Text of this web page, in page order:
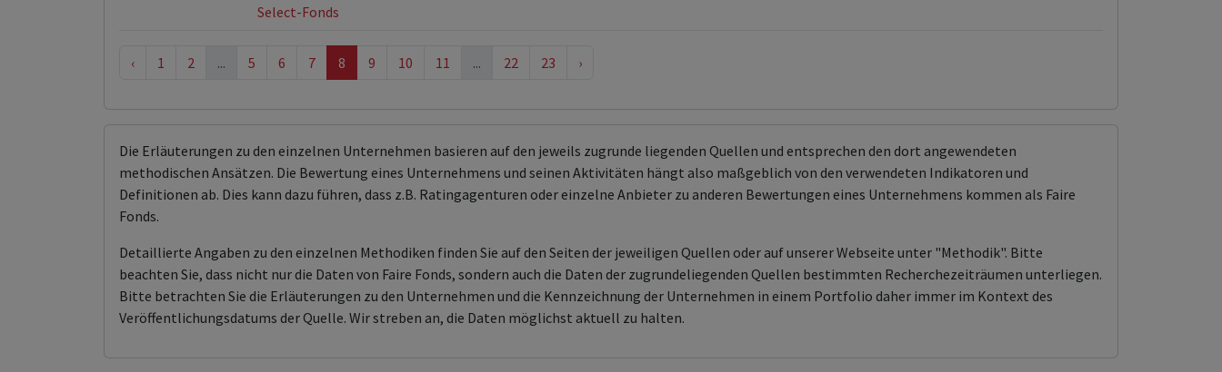
Select-Fonds
‹ 1 2 ... 5 6 7 8 9 10 11 ... 22 23 ›
Die Erläuterungen zu den einzelnen Unternehmen basieren auf den jeweils zugrunde liegenden Quellen und entsprechen den dort angewendeten
methodischen Ansätzen. Die Bewertung eines Unternehmens und seinen Aktivitäten hängt also maßgeblich von den verwendeten Indikatoren und
Definitionen ab. Dies kann dazu führen, dass z.B. Ratingagenturen oder einzelne Anbieter zu anderen Bewertungen eines Unternehmens kommen als Faire
Fonds.
Detaillierte Angaben zu den einzelnen Methodiken finden Sie auf den Seiten der jeweiligen Quellen oder auf unserer Webseite unter "Methodik". Bitte
beachten Sie, dass nicht nur die Daten von Faire Fonds, sondern auch die Daten der zugrundeliegenden Quellen bestimmten Recherchezeiträumen unterliegen.
Bitte betrachten Sie die Erläuterungen zu den Unternehmen und die Kennzeichnung der Unternehmen in einem Portfolio daher immer im Kontext des
Veröffentlichungsdatums der Quelle. Wir streben an, die Daten möglichst aktuell zu halten.